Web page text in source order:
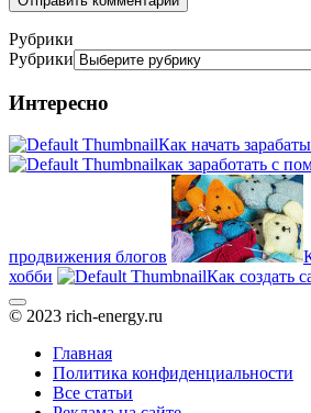
Рубрики
Рубрики
Интересно
Как начать
как заработать с
продвижения блогов
хобби
Как создать
© 2023 rich-energy.ru
Главная
Политика конфиденциальности
Все статьи